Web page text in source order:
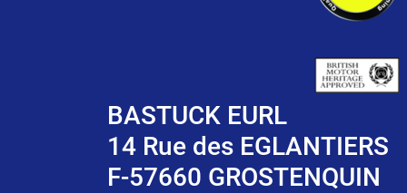
BASTUCK EURL
14 Rue des EGLANTIERS
F-57660 GROSTENQUIN